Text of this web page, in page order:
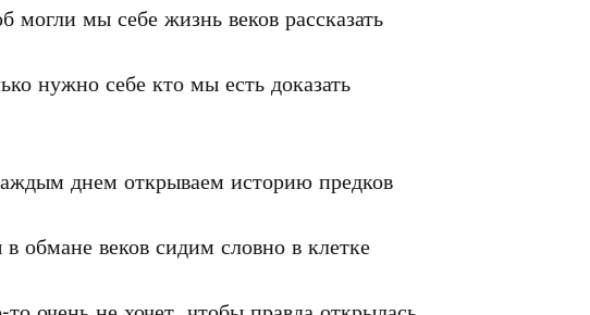
могли мы себе жизнь веков рассказать
нужно себе кто мы есть доказать
днем открываем историю предков
обмане веков сидим словно в клетке